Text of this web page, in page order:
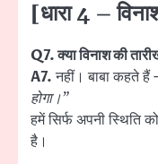
[धारा 4 –
Q7. क्या विनाश की
A7.नहीं। बाबा कहते हैं
होगा।”
हमें सिर्फ अपनी स्थिति
है।